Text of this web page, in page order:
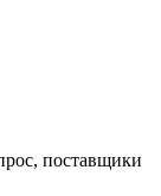
поставщики